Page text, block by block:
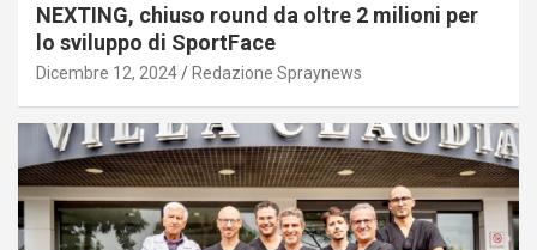
NEXTING, chiuso round da oltre 2 milioni per
lo sviluppo di SportFace
Dicembre 12, 2024 Redazione Spraynews